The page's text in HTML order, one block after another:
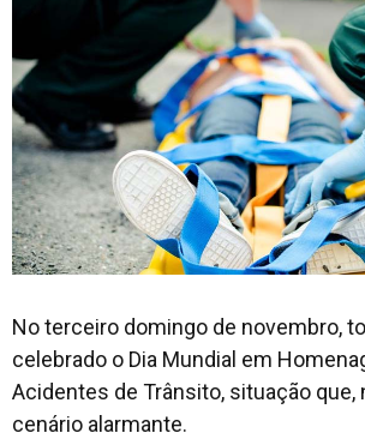
No terceiro domingo de novembro,
celebrado o Dia Mundial em
Acidentes de Trânsito, situação que,
cenário alarmante.